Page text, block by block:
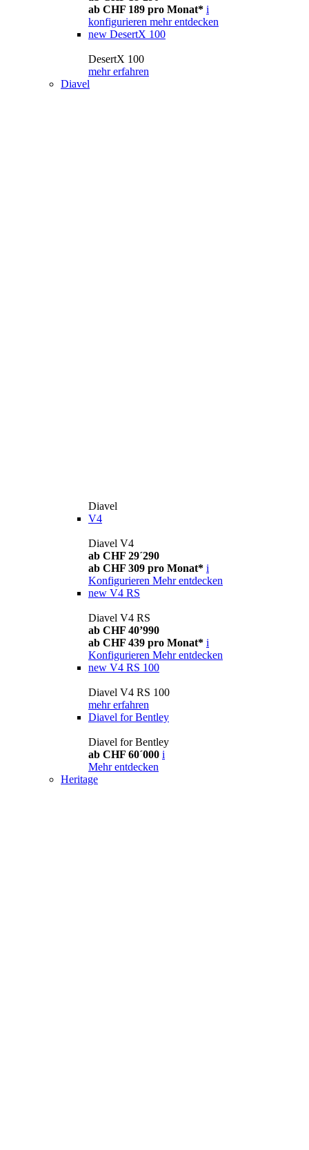
ab CHF 189 pro Monat* i
konfigurieren mehr entdecken
new DesertX 100
DesertX 100
mehr erfahren
Diavel
Diavel
V4
Diavel V4
ab CHF 29´290
ab CHF 309 pro Monat* i
Konfigurieren Mehr entdecken
new V4 RS
Diavel V4 RS
ab CHF 40’990
ab CHF 439 pro Monat* i
Konfigurieren Mehr entdecken
new V4 RS 100
Diavel V4 RS 100
mehr erfahren
Diavel for Bentley
Diavel for Bentley
ab CHF 60´000 i
Mehr entdecken
Heritage